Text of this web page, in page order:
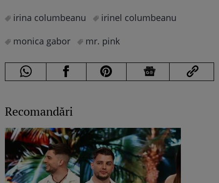
irina columbeanu
irinel columbeanu
monica gabor
mr. pink
Recomandări